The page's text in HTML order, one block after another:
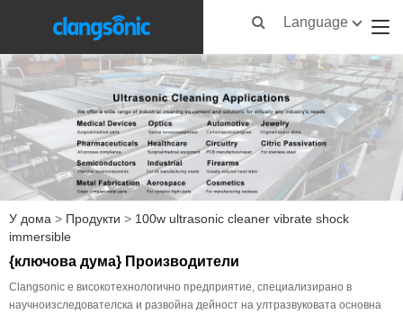
Language
У дома > Продукти > 100w ultrasonic cleaner vibrate shock
immersible
{ключова дума} Производители
Clangsonic е високотехнологично предприятие, специализирано в
научноизследователска и развойна дейност на ултразвуковата основна